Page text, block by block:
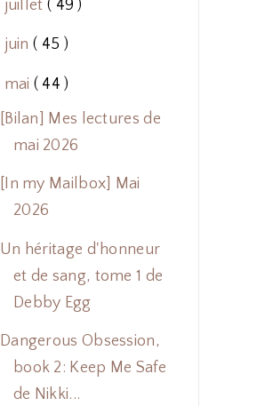
juillet ( 49 )
juin ( 45 )
mai ( 44 )
[Bilan] Mes lectures de
mai 2026
[In my Mailbox] Mai
2026
Un héritage d'honneur
et de sang, tome 1 de
Debby Egg
Dangerous Obsession,
book 2: Keep Me Safe
de Nikki...